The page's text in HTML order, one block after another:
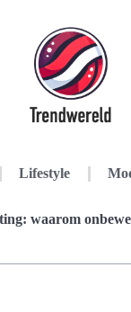
Lifestyle
waarom